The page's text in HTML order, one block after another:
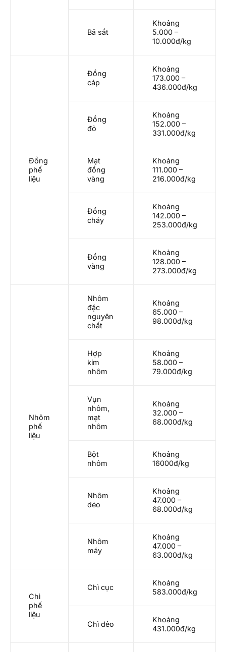
Bã sắt
Khoảng
5.000 –
10.000đ/kg
Đồng
phế
liệu
Đồng
cáp
Khoảng
173.000 –
436.000đ/kg
Đồng
đỏ
Khoảng
152.000 –
331.000đ/kg
Mạt
đồng
vàng
Khoảng
111.000 –
216.000đ/kg
Đồng
cháy
Khoảng
142.000 –
253.000đ/kg
Đồng
vàng
Khoảng
128.000 –
273.000đ/kg
Nhôm
phế
liệu
Nhôm
đặc
nguyên
chất
Khoảng
65.000 –
98.000đ/kg
Hợp
kim
nhôm
Khoảng
58.000 –
79.000đ/kg
Vụn
nhôm,
mạt
nhôm
Khoảng
32.000 –
68.000đ/kg
Bột
nhôm
Khoảng
16000đ/kg
Nhôm
dẻo
Khoảng
47.000 –
68.000đ/kg
Nhôm
máy
Khoảng
47.000 –
63.000đ/kg
Chì
phế
liệu
Chì cục
Khoảng
583.000đ/kg
Chì dẻo
Khoảng
431.000đ/kg